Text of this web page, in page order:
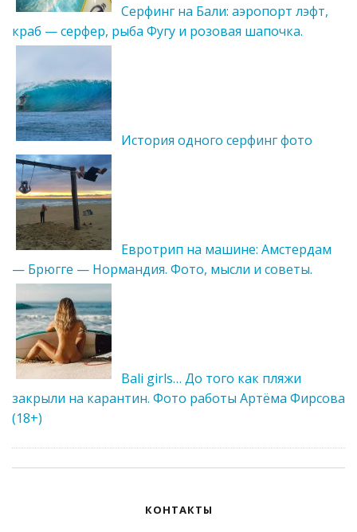
Серфинг на Бали: аэропорт лэфт,
краб — серфер, рыба Фугу и розовая шапочка.
История одного серфинг фото
Евротрип на машине: Амстердам
— Брюгге — Нормандия. Фото, мысли и советы.
Bali girls… До того как пляжи
закрыли на карантин. Фото работы Артёма Фирсова
(18+)
КОНТАКТЫ